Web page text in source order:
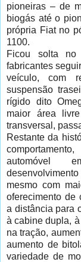
pioneiras – de
biogás até o
própria Fiat no
1100.
Ficou solta no
fabricantes
veículo, com
suspensão
rígido dito
maior área
transversal,
Restante da
automóvel
mesmo com
oferecimento de
a distância para
à cabine dupla,
na tração,
aumento de
variedade de